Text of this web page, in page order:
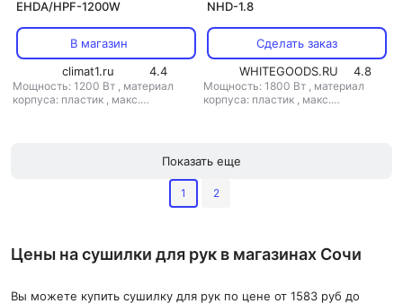
EHDA/HPF-1200W
В магазин
climat1.ru
4.4
Мощность: 1200 Вт , материал
корпуса: пластик , макс.
NHD-1.8
Сделать заказ
WHITEGOODS.RU
4.8
Мощность: 1800 Вт , материал
корпуса: пластик , макс.
Показать еще
1 2
Цены на сушилки для рук в магазинах Сочи
Вы можете купить сушилку для рук по цене от 1583 руб до